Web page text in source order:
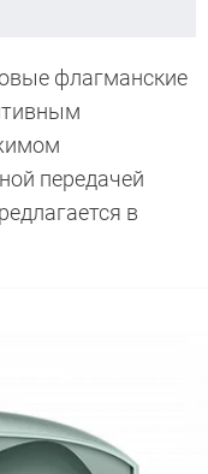
флагманские
передачей
в